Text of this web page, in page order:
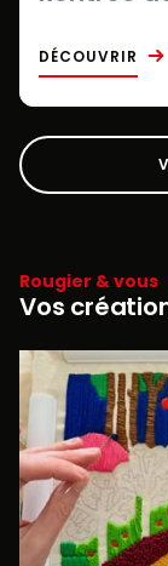
DÉCOUVRIR
Rougier & vous
Vos